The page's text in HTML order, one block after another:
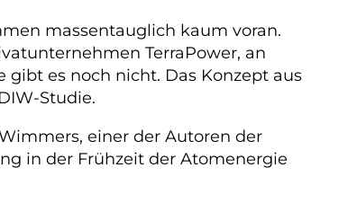
massentauglich kaum voran.
TerraPower, an
es noch nicht. Das Konzept aus
Studie.
einer der Autoren der
in der Frühzeit der Atomenergie